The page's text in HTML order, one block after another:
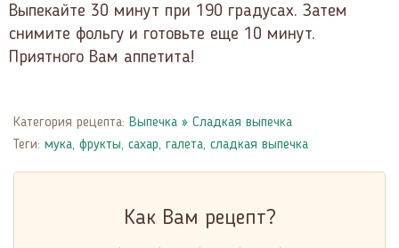
Выпекайте 30 минут при 190 градусах. Затем
снимите фольгу и готовьте еще 10 минут.
Приятного Вам аппетита!
Категория рецепта: Выпечка » Сладкая выпечка
Теги: мука, фрукты, сахар, галета, сладкая выпечка
Как Вам рецепт?